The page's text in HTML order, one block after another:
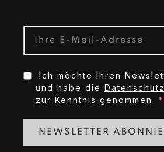
Ich möchte Ihren
und habe die
zur Kenntnis genommen.
NEWSLETTER